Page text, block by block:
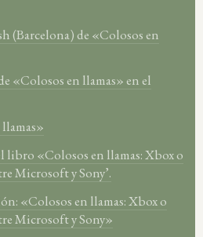
(Barcelona) de «Colosos en
«Colosos en llamas» en el
llamas»
libro «Colosos en llamas: Xbox o
Microsoft y Sony’.
«Colosos en llamas: Xbox o
Microsoft y Sony»